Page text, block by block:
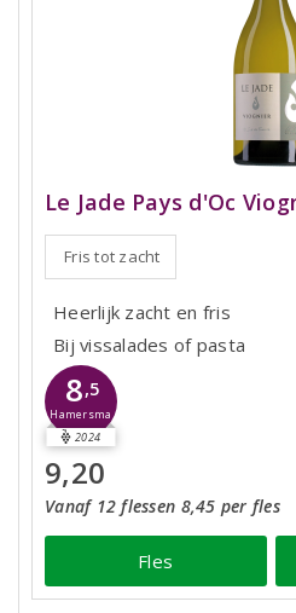
Le Jade Pays d'Oc
Fris tot zacht
Heerlijk zacht en fris
Bij vissalades of pasta
8,5
Hamersma
2024
9,20
Vanaf 12 flessen 8,45 per fles
Fles